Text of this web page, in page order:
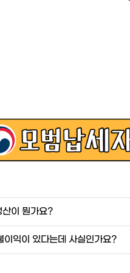
이 뭔가요?
이익이 있다는데 사실인가요?